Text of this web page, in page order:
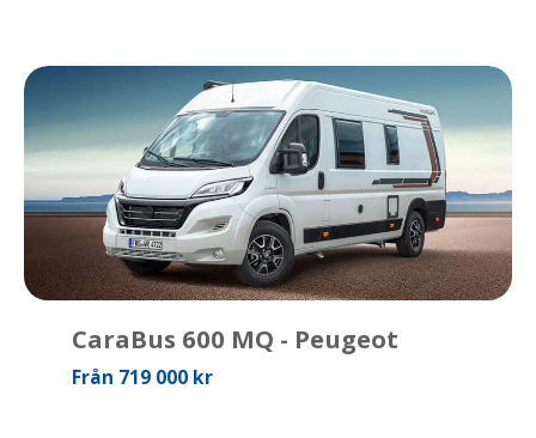
CaraBus 600 MQ - Peugeot
Från 719 000 kr